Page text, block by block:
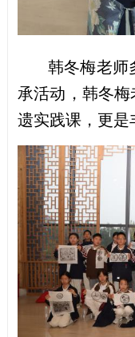
韩冬梅老师
承活动， 韩冬梅
遗实践课，更是